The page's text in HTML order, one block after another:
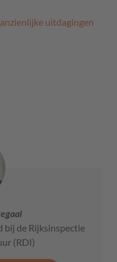
uitdagingen
de Rijksinspectie
(RDI)